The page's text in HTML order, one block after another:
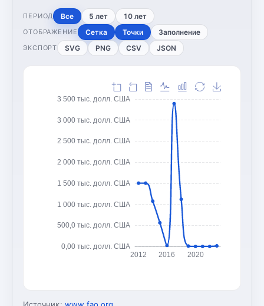
ПЕРИОД Все 5 лет 10 лет
ОТОБРАЖЕНИЕ Сетка Точки Заполнение
ЭКСПОРТ SVG PNG CSV JSON
0,00 тыс. долл. США
500,0 тыс. долл. США
1 000 тыс. долл. США
1 500 тыс. долл. США
2 000 тыс. долл. США
2 500 тыс. долл. США
3 000 тыс. долл. США
3 500 тыс. долл. США
2012 2016 2020
Источник: www.fao.org